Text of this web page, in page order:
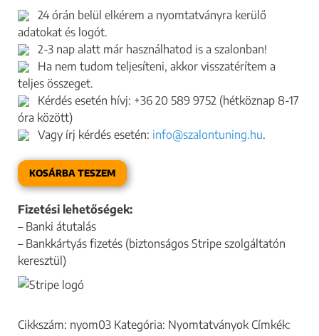
24 órán belül elkérem a nyomtatványra kerülő
adatokat és logót.
2-3 nap alatt már használhatod is a szalonban!
Ha nem tudom teljesíteni, akkor visszatérítem a
teljes összeget.
Kérdés esetén hívj: +36 20 589 9752 (hétköznap 8-17
óra között)
Vagy írj kérdés esetén: info@szalontuning.hu.
KOSÁRBA TESZEM
Fizetési lehetőségek:
– Banki átutalás
– Bankkártyás fizetés (biztonságos Stripe szolgáltatón
keresztül)
Cikkszám: nyom03 Kategória: Nyomtatványok Címkék: